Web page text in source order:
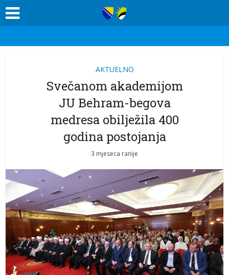
AKTUELNO
Svečanom akademijom
JU Behram-begova
medresa obilježila 400
godina postojanja
3 mjeseca ranije